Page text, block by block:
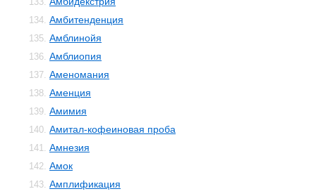
134. Амбитенденция
135. Амблинойя
136. Амблиопия
137. Аменомания
138. Аменция
139. Амимия
140. Амитал-кофеиновая проба
141. Амнезия
142. Амок
143. Амплификация